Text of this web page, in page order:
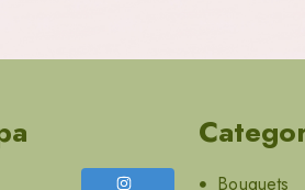
Bouquets